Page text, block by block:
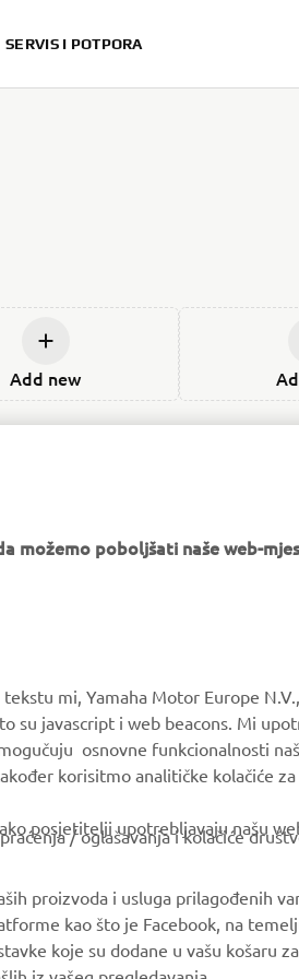
SERVIS I POTPORA
Add new
Parts Catalogue
možemo poboljšati naše web-
mi, Yamaha Motor Europe
su javascript i web beacons. Mi
osnovne funkcionalnosti
korisitmo analitičke kolačiće
posjetitelji upotrebljavaju našu
/ oglašavanja i kolačiće
proizvoda i usluga prilagođenih
kao što je Facebook, na
koje su dodane u vašu košaru